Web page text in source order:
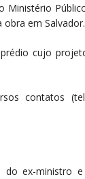
Ministério
obra em Salvador.
cujo
contatos
ex-ministro e